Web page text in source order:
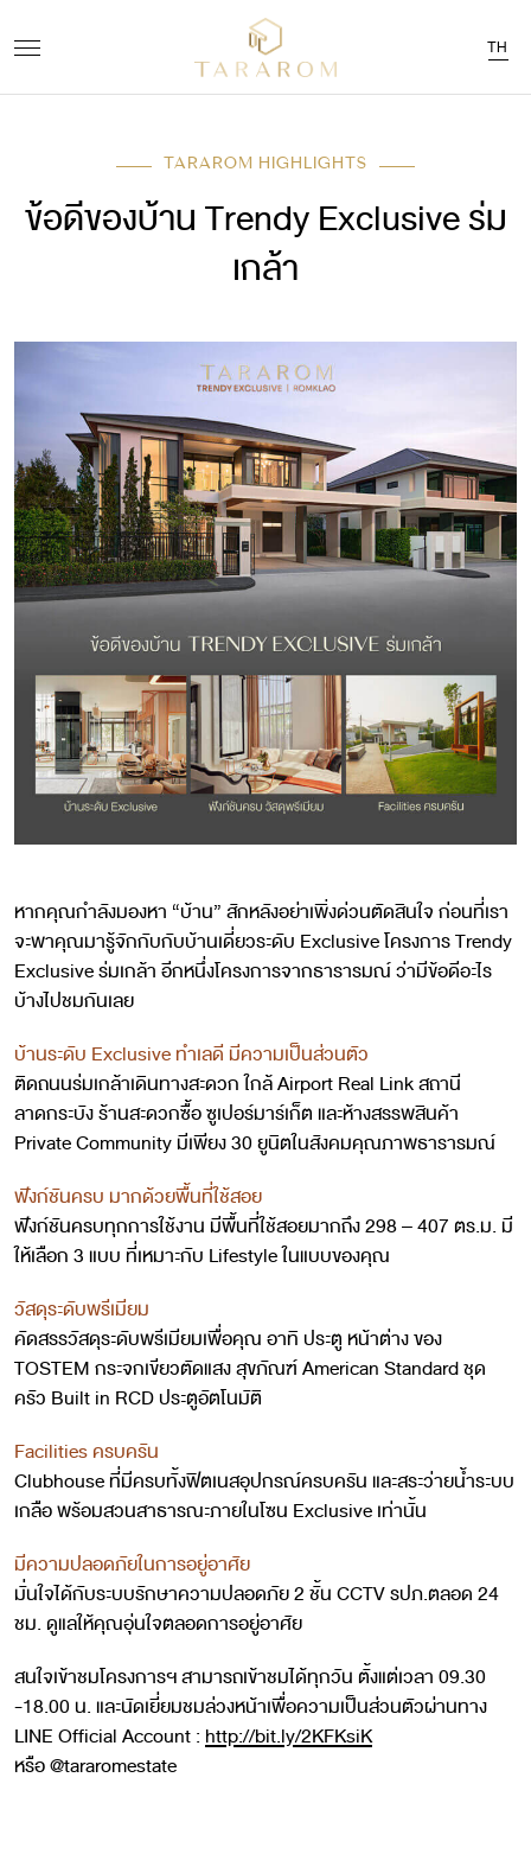
TH
TARAROM HIGHLIGHTS
ข้อดีของบ้าน Trendy Exclusive ร่ม
เกล้า
หากคุณกำลังมองหา “บ้าน” สักหลังอย่าเพิ่งด่วนตัดสินใจ ก่อนที่เรา
จะพาคุณมารู้จักกับกับบ้านเดี่ยวระดับ Exclusive โครงการ Trendy
Exclusive ร่มเกล้า อีกหนึ่งโครงการจากธารารมณ์ ว่ามีข้อดีอะไร
บ้างไปชมกันเลย
บ้านระดับ Exclusive ทำเลดี มีความเป็นส่วนตัว
ติดถนนร่มเกล้าเดินทางสะดวก ใกล้ Airport Real Link สถานี
ลาดกระบัง ร้านสะดวกซื้อ ซูเปอร์มาร์เก็ต และห้างสรรพสินค้า
Private Community มีเพียง 30 ยูนิตในสังคมคุณภาพธารารมณ์
ฟังก์ชันครบ มากด้วยพื้นที่ใช้สอย
ฟังก์ชันครบทุกการใช้งาน มีพื้นที่ใช้สอยมากถึง 298 – 407 ตร.ม. มี
ให้เลือก 3 แบบ ที่เหมาะกับ Lifestyle ในแบบของคุณ
วัสดุระดับพรีเมียม
คัดสรรวัสดุระดับพรีเมียมเพื่อคุณ อาทิ ประตู หน้าต่าง ของ
TOSTEM กระจกเขียวตัดแสง สุขภัณฑ์ American Standard ชุด
ครัว Built in RCD ประตูอัตโนมัติ
Facilities ครบครัน
Clubhouse ที่มีครบทั้งฟิตเนสอุปกรณ์ครบครัน และสระว่ายน้ำระบบ
เกลือ พร้อมสวนสาธารณะภายในโซน Exclusive เท่านั้น
มีความปลอดภัยในการอยู่อาศัย
มั่นใจได้กับระบบรักษาความปลอดภัย 2 ชั้น CCTV รปภ.ตลอด 24
ชม. ดูแลให้คุณอุ่นใจตลอดการอยู่อาศัย
สนใจเข้าชมโครงการฯ สามารถเข้าชมได้ทุกวัน ตั้งแต่เวลา 09.30
-18.00 น. และนัดเยี่ยมชมล่วงหน้าเพื่อความเป็นส่วนตัวผ่านทาง
LINE Official Account : http://bit.ly/2KFKsiK
หรือ @tararomestate